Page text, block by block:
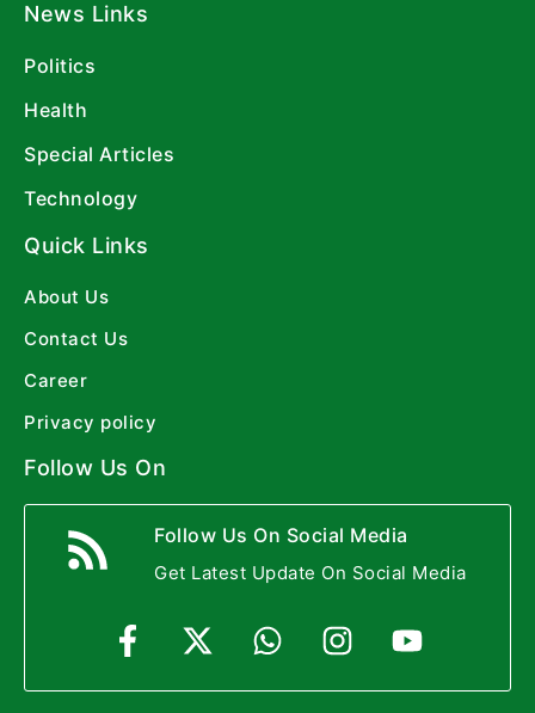
News Links
Politics
Health
Special Articles
Technology
Quick Links
About Us
Contact Us
Career
Privacy policy
Follow Us On
Follow Us On Social Media
Get Latest Update On Social Media